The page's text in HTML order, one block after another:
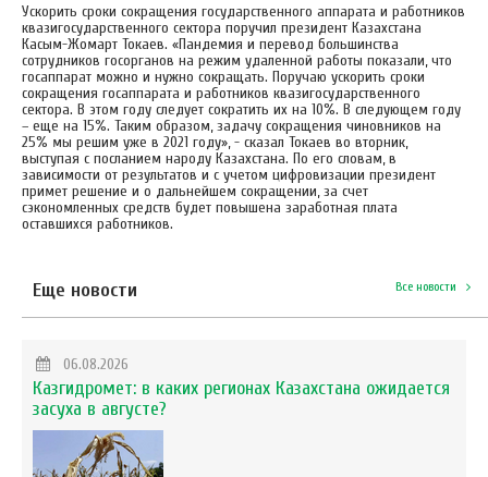
Ускорить сроки сокращения государственного аппарата и работников
квазигосударственного сектора поручил президент Казахстана
Касым-Жомарт Токаев. «Пандемия и перевод большинства
сотрудников госорганов на режим удаленной работы показали, что
госаппарат можно и нужно сокращать. Поручаю ускорить сроки
сокращения госаппарата и работников квазигосударственного
сектора. В этом году следует сократить их на 10%. В следующем году
– еще на 15%. Таким образом, задачу сокращения чиновников на
25% мы решим уже в 2021 году», - сказал Токаев во вторник,
выступая с посланием народу Казахстана. По его словам, в
зависимости от результатов и с учетом цифровизации президент
примет решение и о дальнейшем сокращении, за счет
сэкономленных средств будет повышена заработная плата
оставшихся работников.
Еще новости Все новости
06.08.2026
Казгидромет: в каких регионах Казахстана ожидается
засуха в августе?